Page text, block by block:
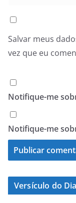
Salvar meus
vez que eu
Notifique-me
Notifique-me
Versículo do Dia